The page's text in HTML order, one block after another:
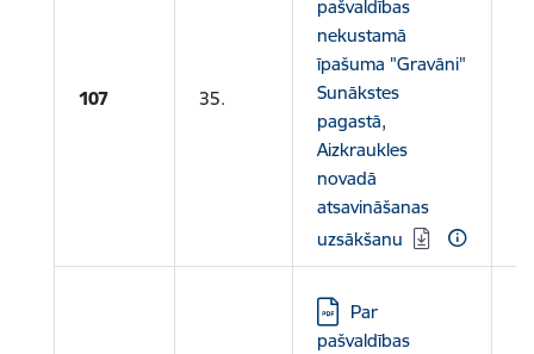
107 35.
pašvaldības
nekustamā
īpašuma "Gravāni"
Sunākstes
pagastā,
Aizkraukles
novadā
atsavināšanas
uzsākšanu
Lejupielādēt:
Par
pašvaldības